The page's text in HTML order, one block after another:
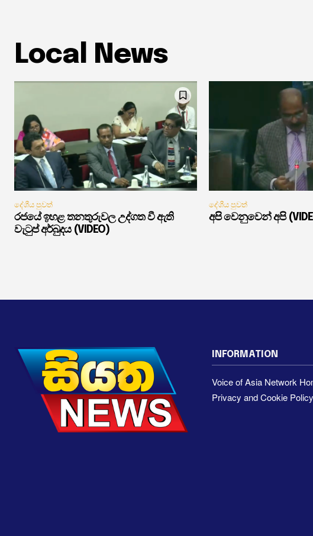
Local News
දේශීය පුවත්
රජයේ ඉහළ තනතුරුවල උද්ගත වී ඇති
වැටුප් අර්බුදය (VIDEO)
දේශීය පුවත්
අපි වෙනුවෙන් අපි
INFORMATION
Voice of Asia Network
Privacy and Cookie Policy